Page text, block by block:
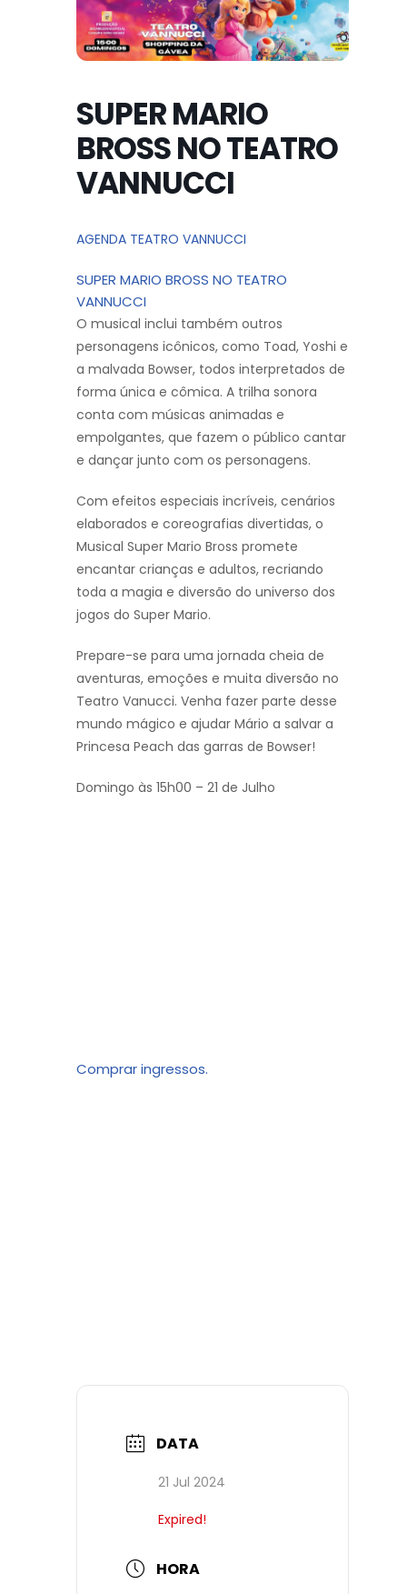
SUPER MARIO
BROSS NO TEATRO
VANNUCCI
AGENDA TEATRO VANNUCCI
SUPER MARIO BROSS NO TEATRO
VANNUCCI
O musical inclui também outros
personagens icônicos, como Toad, Yoshi e
a malvada Bowser, todos interpretados de
forma única e cômica. A trilha sonora
conta com músicas animadas e
empolgantes, que fazem o público cantar
e dançar junto com os personagens.
Com efeitos especiais incríveis, cenários
elaborados e coreografias divertidas, o
Musical Super Mario Bross promete
encantar crianças e adultos, recriando
toda a magia e diversão do universo dos
jogos do Super Mario.
Prepare-se para uma jornada cheia de
aventuras, emoções e muita diversão no
Teatro Vanucci. Venha fazer parte desse
mundo mágico e ajudar Mário a salvar a
Princesa Peach das garras de Bowser!
Domingo às 15h00 – 21 de Julho
Comprar ingressos.
DATA
21 Jul 2024
Expired!
HORA